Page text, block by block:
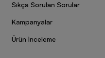
Sıkça Sorulan Sorular
Kampanyalar
Ürün İnceleme